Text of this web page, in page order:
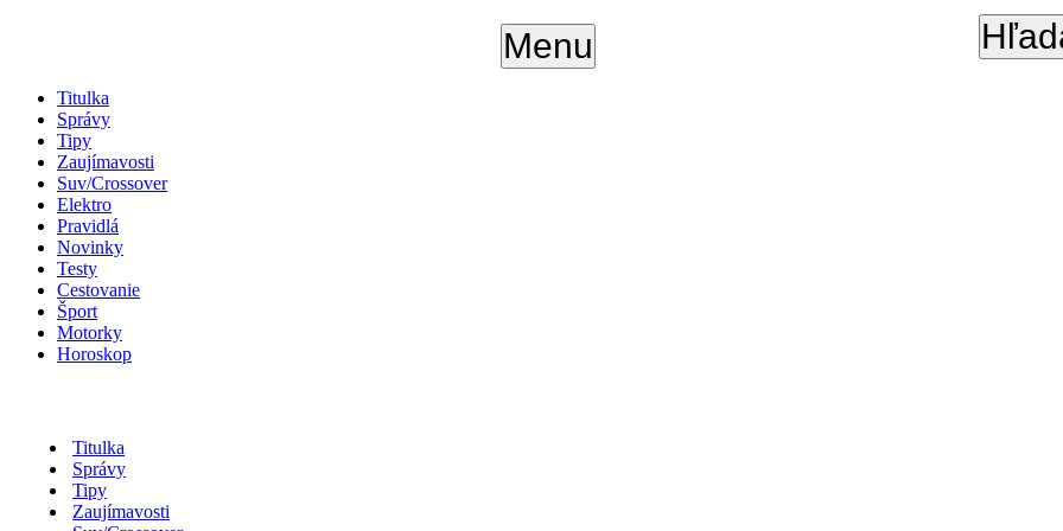
Menu
Titulka
Správy
Tipy
Zaujímavosti
Suv/Crossover
Elektro
Pravidlá
Novinky
Testy
Cestovanie
Šport
Motorky
Horoskop
Titulka
Správy
Tipy
Zaujímavosti